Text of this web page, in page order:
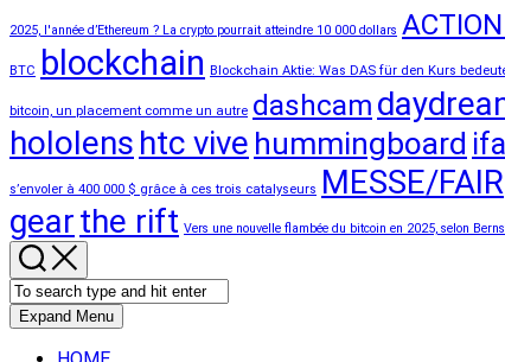
2025, l'année d’Ethereum ? La crypto pourrait atteindre 10 000 dollars
BTC blockchain Blockchain Aktie: Was DAS für den Kurs
bitcoin, un placement comme un autre dashcam
hololens htc vive hummingboard ifa
s’envoler à 400 000 $ grâce à ces trois catalyseurs MESSE/FAIR
gearthe rift Vers une nouvelle flambée du bitcoin en 2025, selon
Expand Menu